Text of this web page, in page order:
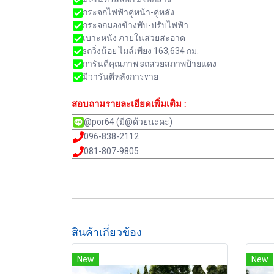
กระจกไฟฟ้าคู่หน้า-คู่หลัง
กระจกมองข้างพับ-ปรับไฟฟ้า
เบาะหนัง ภายในสวยสะอาด
sถวิ่งน้อย ไมล์เพียง 163,634 กม.
การันตีคุณภาพ sถสวยสภาพป้ายแดง
มีวารันตีหลังการvาย
สอบถามรายละเอียดเพิ่มเติม :
@por64 (มี@ด้วยนะคะ)
096-838-2112
081-807-9805
สินค้าเกี่ยวข้อง
New New